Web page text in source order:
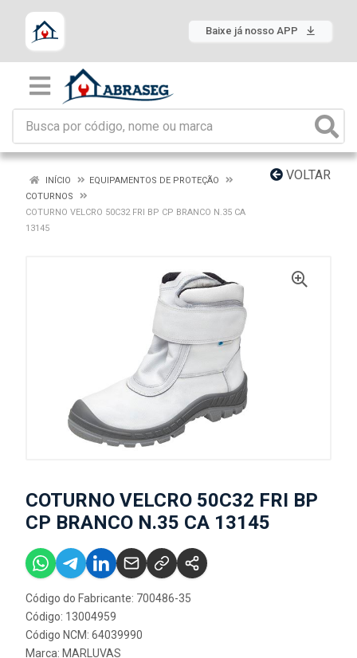
Baixe já nosso APP
VOLTAR
INÍCIO
EQUIPAMENTOS DE PROTEÇÃO
COTURNOS
COTURNO VELCRO 50C32 FRI BP CP BRANCO N.35 CA
13145
COTURNO VELCRO 50C32 FRI BP
CP BRANCO N.35 CA 13145
Código do Fabricante: 700486-35
Código: 13004959
Código NCM: 64039990
Marca: MARLUVAS